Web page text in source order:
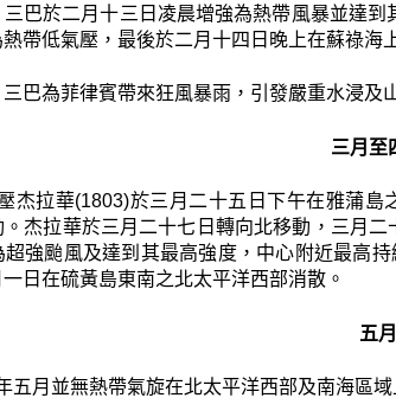
巴於二月十三日凌晨增強為熱帶風暴並達
帶低氣壓，最後於二月十四日晚上在蘇祿海
巴為菲律賓帶來狂風暴雨，引發嚴重水浸及
三月至
杰拉華(1803)於三月二十五日下午在雅蒲
杰拉華於三月二十七日轉向北移動，三月
強颱風及達到其最高強度，中心附近最高
日在硫黃島東南之北太平洋西部消散。
五月
五月並無熱帶氣旋在北太平洋西部及南海區域